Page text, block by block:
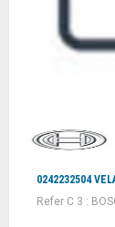
0242232504
Refer C 3 :